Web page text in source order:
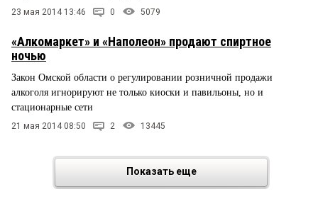
23 мая 2014 13:46 0 5079
«Алкомаркет» и «Наполеон» продают спиртное
ночью
Закон Омской области о регулировании розничной продажи
алкоголя игнорируют не только киоски и павильоны, но и
стационарные сети
21 мая 2014 08:50 2 13445
Показать еще